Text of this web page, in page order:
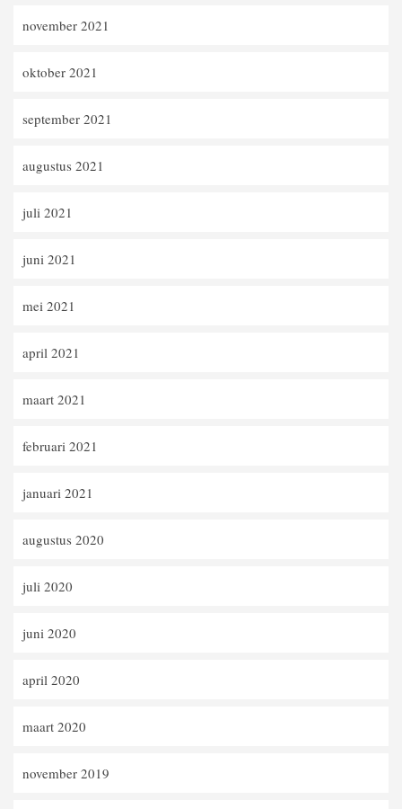
november 2021
oktober 2021
september 2021
augustus 2021
juli 2021
juni 2021
mei 2021
april 2021
maart 2021
februari 2021
januari 2021
augustus 2020
juli 2020
juni 2020
april 2020
maart 2020
november 2019